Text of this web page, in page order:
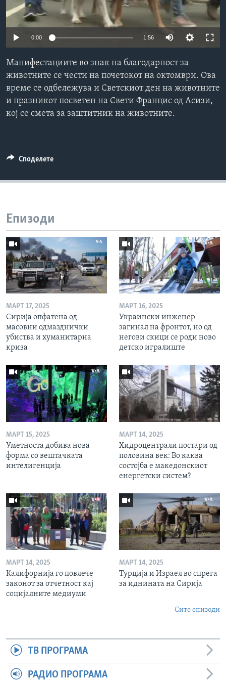
ИНТЕРВЈУА
Јазици
0:00 1:56
Манифестациите во знак на благодарност за
животните се чести на почетокот на октомври. Ова
време се одбележува и Светскиот ден на животните
и празникот посветен на Свети Францис од Асизи,
кој се смета за заштитник на животните.
Споделете
Епизоди
МАРТ 17, 2025
Сирија опфатена од
масовни одмазднички
убиства и хуманитарна
криза
МАРТ 16, 2025
Украински инженер
загинал на фронтот, но од
негови скици се роди ново
детско игралиште
МАРТ 15, 2025
Уметноста добива нова
форма со вештачката
интелигенција
МАРТ 14, 2025
Хидроцентрали постари од
половина век: Во каква
состојба е македонскиот
енергетски систем?
МАРТ 14, 2025
Калифорнија го повлече
законот за отчетност кај
социјалните медиуми
МАРТ 14, 2025
Турција и Израел во спрега
за иднината на Сирија
Сите епизоди
ТВ ПРОГРАМА
РАДИО ПРОГРАМА